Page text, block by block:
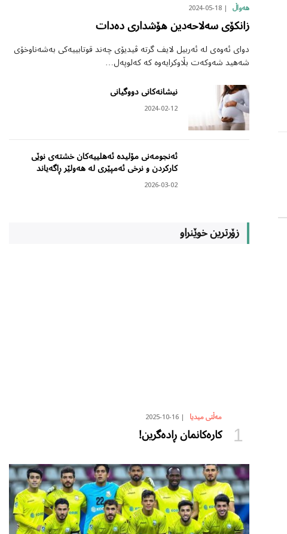
هەواڵ 2024-05-18
زانکۆی سەلاحەدین هۆشداری دەدات
دوای ئەوەی لە ئەربیل لایف گرتە ڤیدیۆی چەند قوتابییەکی بەشەناوخۆی
شەهید شەوکەت بڵاوکرایەوە کە کەلوپەل…
نیشانەکانی دووگیانی
2024-02-12
ئەنجومەنی مۆلیدە ئەهلییەکان خشتەی نوێی
کارکردن و نرخی ئەمپێری لە هەولێر ڕاگەیاند
2026-03-02
زۆرترین خوێنراو
مەڵتی میدیا 2025-10-16
کارەکانمان ڕادەگرین!